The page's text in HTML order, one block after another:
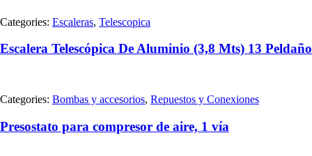
Categories: Escaleras, Telescopica
Escalera Telescópica De Aluminio (3,8 Mts) 13
Categories: Bombas y accesorios, Repuestos y Conexiones
Presostato para compresor de aire, 1 vía